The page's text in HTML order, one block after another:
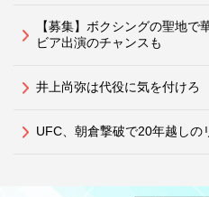
【募集】ボクシングの聖地で
ビア出演のチャンスも
井上尚弥は代役に気を付けろ
UFC、朝倉撃破で20年越しの